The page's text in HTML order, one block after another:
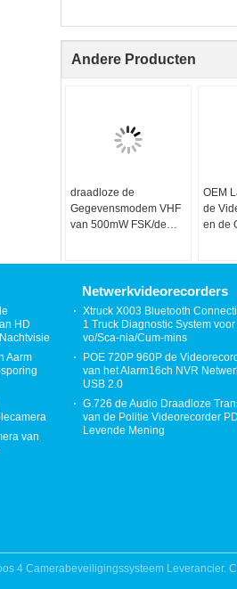
Andere Producten
draadloze de
Gegevensmodem VHF
van 500mW FSK/de
OEM
de
en de
HD
Aarm
van
Netwerkvideorecorders
Xtruck X003 Bluetooth
1 Truck Diagnostic System voor
vo/Sca-nia/Cum-mins
POE 720P 960P de
van het Alarm16ch NVR
USB 2.0
G.726 de Audio Draadloze
van de Politie Videorecorder
Levende Mening
4 Camerabeveiligingssysteem Leverancier.